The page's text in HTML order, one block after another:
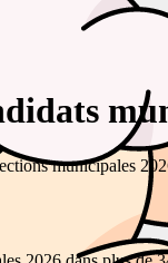
municipales